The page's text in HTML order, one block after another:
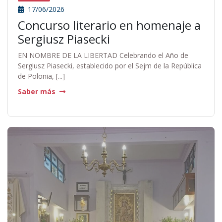
17/06/2026
Concurso literario en homenaje a
Sergiusz Piasecki
EN NOMBRE DE LA LIBERTAD Celebrando el Año de
Sergiusz Piasecki, establecido por el Sejm de la República
de Polonia, [...]
Saber más